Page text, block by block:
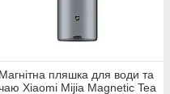
Магнітна пляшка для води та
Xiaomi Mijia Magnetic Tea